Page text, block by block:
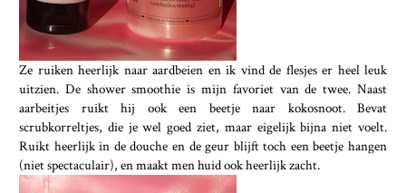
Ze ruiken heerlijk naar aardbeien en ik vind de flesjes er heel leuk
uitzien. De shower smoothie is mijn favoriet van de twee. Naast
aarbeitjes ruikt hij ook een beetje naar kokosnoot. Bevat
scrubkorreltjes, die je wel goed ziet, maar eigelijk bijna niet voelt.
Ruikt heerlijk in de douche en de geur blijft toch een beetje hangen
(niet spectaculair), en maakt men huid ook heerlijk zacht.